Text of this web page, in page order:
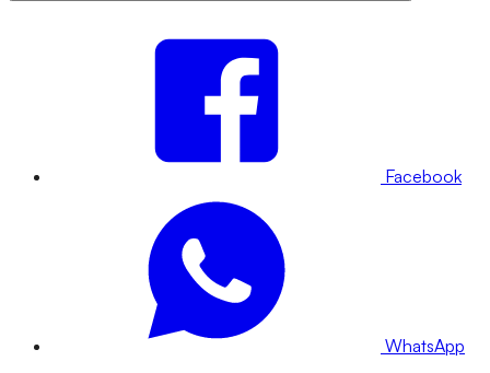
Facebook
WhatsApp